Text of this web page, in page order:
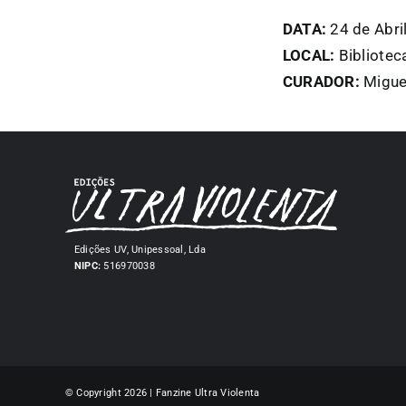
DATA:24 de
LOCAL:
CURADOR:
Edições UV, Unipessoal, Lda
NIPC: 516970038
© Copyright 2026 | Fanzine Ultra Violenta